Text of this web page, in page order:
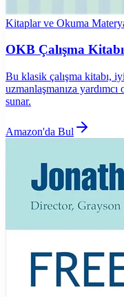
Kitaplar ve Okuma
OKB Çalışma
Bu klasik çalışma kitabı,
uzmanlaşmanıza
sunar.
Amazon'da Bul